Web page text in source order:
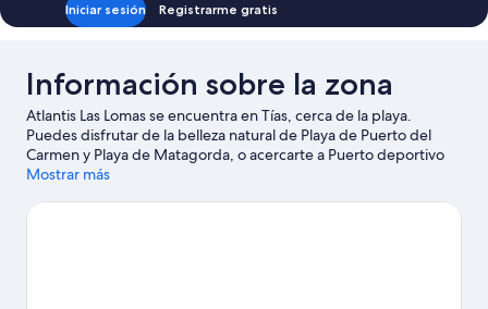
Iniciar sesión Registrarme gratis
Información sobre la zona
Atlantis Las Lomas se encuentra en Tías, cerca de la playa.
Puedes disfrutar de la belleza natural de Playa de Puerto del
Carmen y Playa de Matagorda, o acercarte a Puerto deportivo
Marina Rubicón si deseas realizar alguna actividad. Go Karting
también merecen la pena. Descubre todas las actividades
Mostrar más